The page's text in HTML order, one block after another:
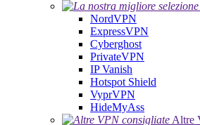
NordVPN
ExpressVPN
Cyberghost
PrivateVPN
IP Vanish
Hotspot Shield
VyprVPN
HideMyAss
Altre